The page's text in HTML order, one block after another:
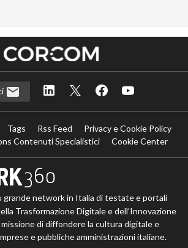
Tags Rss Feed
Privacy e Cookie Policy
Contenuti Specialistici
Cookie Center
grande network in Italia di testate e portali
Trasformazione Digitale e dell’Innovazione
di diffondere la cultura digitale e
e pubbliche amministrazioni italiane.